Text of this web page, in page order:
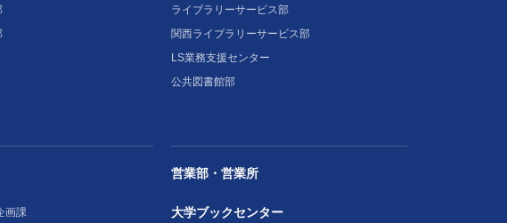
ライブラリーサービス部
関西ライブラリーサービス部
LS業務支援センター
公共図書館部
画課
営業部・営業所
大学ブックセンター